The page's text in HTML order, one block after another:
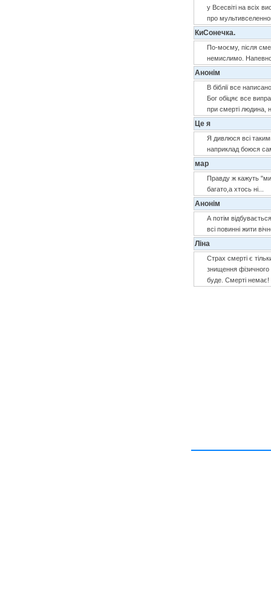
у Всесвіті на всіх
про
КиСонечка.
По-моєму, після
немислимо.
Анонім
В біблії все
Бог обіцяє все
при смерті людина,
Це я
Я дивлюся всі
наприклад боюся
мар
Правду ж кажуть
багато,а хтось ні...
Анонім
А потім
всі повинні жити
Ліна
Страх смерті є
знищення фізичного
буде. Смерті немає!